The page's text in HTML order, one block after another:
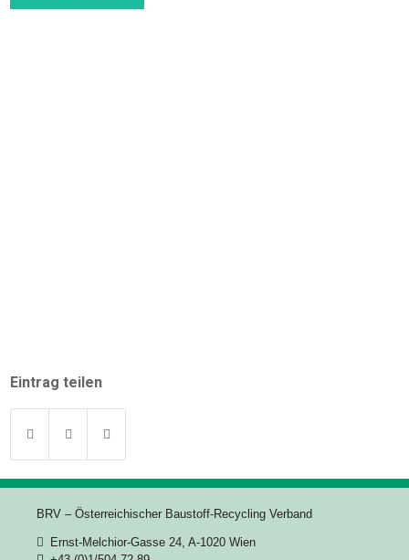
Eintrag teilen
BRV – Österreichischer Baustoff-Recycling Verband
Ernst-Melchior-Gasse 24, A-1020 Wien